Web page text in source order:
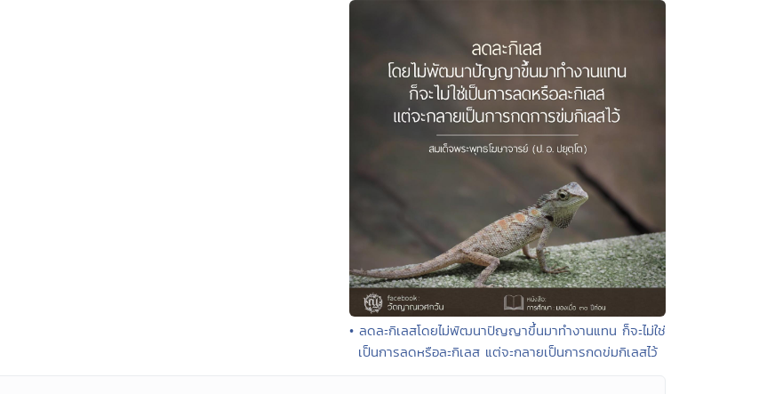
• ลดละกิเลสโดยไม่พัฒนาปัญญาขึ้นมาทำงานแทน ก็จะไม่ใช่
เป็นการลดหรือละกิเลส แต่จะกลายเป็นการกดข่มกิเลสไว้